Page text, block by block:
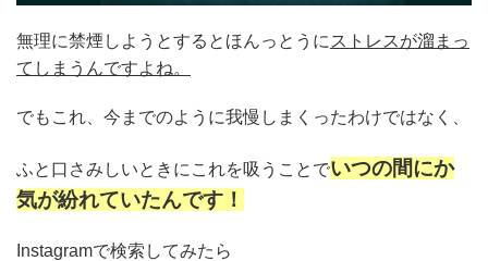
無理に禁煙しようとするとほんっとうに ストレスが溜まっ
てしまうんですよね。
でもこれ、今までのように我慢しまくったわけではなく、
ふと口さみしいときにこれを吸うことでいつの間にか
気が紛れていたんです！
Instagramで検索してみたら